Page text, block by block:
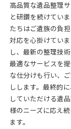
高品質な遺品整理
と研鑽を続けてい
たちはご遺族の負
対応を心掛けてい
し、最新の整理技
最適なサービスを
な仕分けも行い、
しします。最終的
していただける遺
様のニーズに応え
ます。